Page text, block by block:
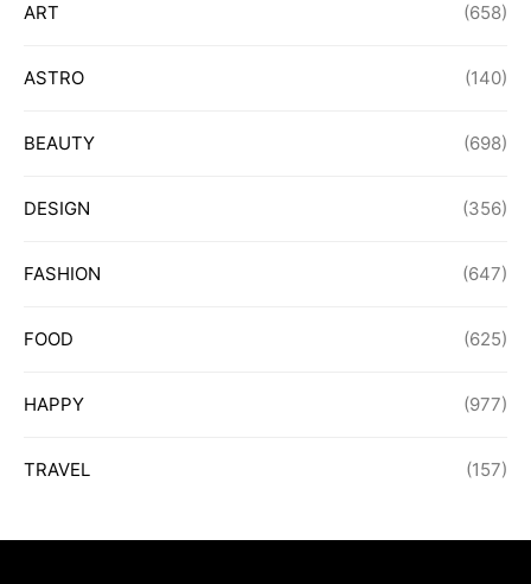
ART (658)
ASTRO (140)
BEAUTY (698)
DESIGN (356)
FASHION (647)
FOOD (625)
HAPPY (977)
TRAVEL (157)